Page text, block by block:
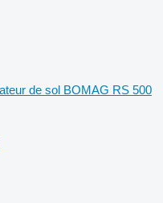
de sol BOMAG RS 500